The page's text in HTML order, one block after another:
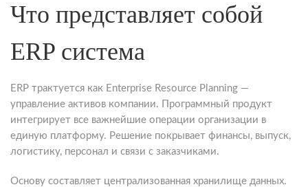
Что представляет собой
ERP система
ERP трактуется как Enterprise Resource Planning —
управление активов компании. Программный продукт
интегрирует все важнейшие операции организации в
единую платформу. Решение покрывает финансы, выпуск,
логистику, персонал и связи с заказчиками.
Основу составляет централизованная хранилище данных.